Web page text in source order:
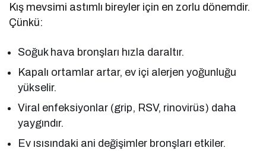
Kış mevsimi astımlı bireyler için en zorlu dönemdir.
Çünkü:
Soğuk hava bronşları hızla daraltır.
Kapalı ortamlar artar, ev içi alerjen yoğunluğu
yükselir.
Viral enfeksiyonlar (grip, RSV, rinovirüs) daha
yaygındır.
Ev ısısındaki ani değişimler bronşları etkiler.